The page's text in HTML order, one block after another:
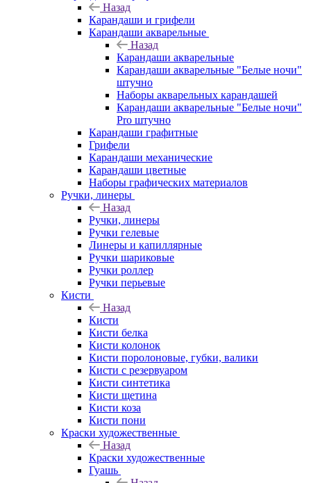
Назад
Карандаши и грифели
Карандаши акварельные
Назад
Карандаши акварельные
Карандаши акварельные "Белые ночи"
штучно
Наборы акварельных карандашей
Карандаши акварельные "Белые ночи"
Pro штучно
Карандаши графитные
Грифели
Карандаши механические
Карандаши цветные
Наборы графических материалов
Ручки, линеры
Назад
Ручки, линеры
Ручки гелевые
Линеры и капиллярные
Ручки шариковые
Ручки роллер
Ручки перьевые
Кисти
Назад
Кисти
Кисти белка
Кисти колонок
Кисти поролоновые, губки, валики
Кисти с резервуаром
Кисти синтетика
Кисти щетина
Кисти коза
Кисти пони
Краски художественные
Назад
Краски художественные
Гуашь